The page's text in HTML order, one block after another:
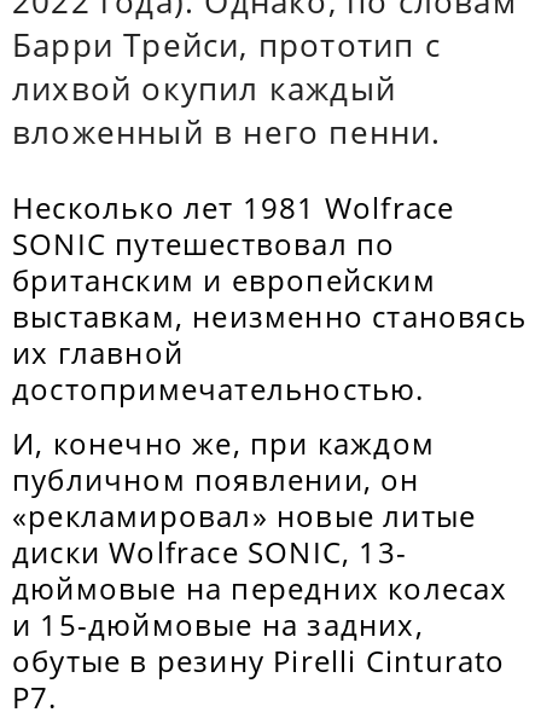
Барри Трейси, прототип с
лихвой окупил каждый
вложенный в него пенни.
Несколько лет 1981 Wolfrace
SONIC путешествовал по
британским и европейским
выставкам, неизменно становясь
их главной
достопримечательностью.
И, конечно же, при каждом
публичном появлении, он
«рекламировал» новые литые
диски Wolfrace SONIC, 13-
дюймовые на передних колесах
и 15-дюймовые на задних,
обутые в резину Pirelli Cinturato
P7.